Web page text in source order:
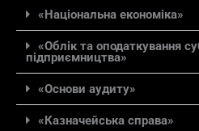
«Національна економіка»
«Облік та оподаткування
підприємництва»
«Основи аудиту»
«Казначейська справа»